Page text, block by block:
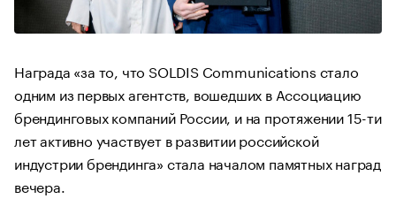
Награда «за то, что SOLDIS Communications стало
одним из первых агентств, вошедших в Ассоциацию
брендинговых компаний России, и на протяжении 15-ти
лет активно участвует в развитии российской
индустрии брендинга» стала началом памятных наград
вечера.